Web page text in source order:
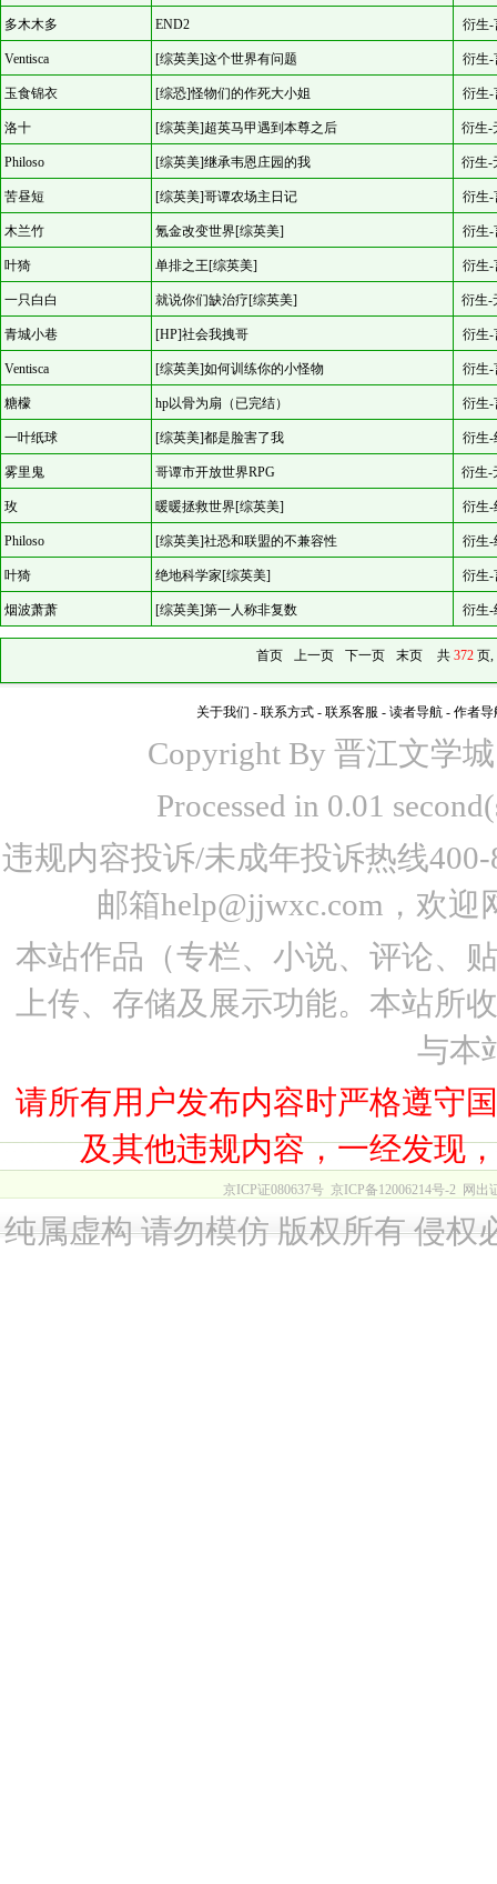
多木木多 END2 衍生-
Ventisca [综英美]这个世界有问题 衍生-
玉食锦衣 [综恐]怪物们的作死大小姐 衍生-
洛十 [综英美]超英马甲遇到本尊之后 衍生-
Philoso [综英美]继承韦恩庄园的我 衍生-
苦昼短 [综英美]哥谭农场主日记 衍生-
木兰竹 氪金改变世界[综英美] 衍生-
叶猗 单排之王[综英美] 衍生-
一只白白 就说你们缺治疗[综英美] 衍生-
青城小巷 [HP]社会我拽哥 衍生-
Ventisca [综英美]如何训练你的小怪物 衍生-
糖檬 hp以骨为扇（已完结） 衍生-
一叶纸球 [综英美]都是脸害了我 衍生-
雾里鬼 哥谭市开放世界RPG 衍生-
玫 暖暖拯救世界[综英美] 衍生-
Philoso [综英美]社恐和联盟的不兼容性 衍生-
叶猗 绝地科学家[综英美] 衍生-
烟波萧萧 [综英美]第一人称非复数 衍生-
首页 上一页 下一页 末页 共 372页,
关于我们 - 联系方式 - 联系客服 - 读者导航 - 作者导
Copyright By 晋江文学
Processed in 0.01
违规内容投诉/未成年投诉热线
邮箱help@jjwxc.com，欢
本站作品（专栏、小说、评论、
上传、存储及展示功能。本站所
与本
请所有用户发布内容时严格遵守
及其他违规内容，一经发现
京ICP证080637号 京ICP备12006214号-2 网出
纯属虚构 请勿模仿 版权所有 侵权